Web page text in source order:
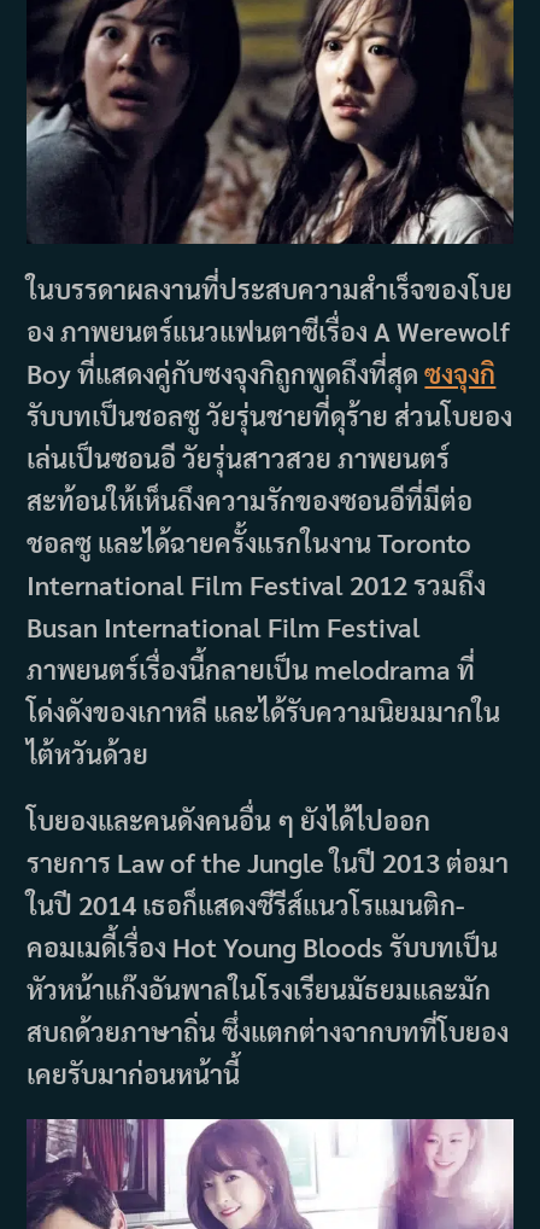
ในบรรดาผลงานที่ประสบความสำเร็จของโบย
อง ภาพยนตร์แนวแฟนตาซีเรื่อง A Werewolf
Boy ที่แสดงคู่กับซงจุงกิถูกพูดถึงที่สุดซงจุงกิ
รับบทเป็นชอลซู วัยรุ่นชายที่ดุร้าย ส่วนโบยอง
เล่นเป็นซอนอี วัยรุ่นสาวสวย ภาพยนตร์
สะท้อนให้เห็นถึงความรักของซอนอีที่มีต่อ
ชอลซู และได้ฉายครั้งแรกในงาน Toronto
International Film Festival 2012 รวมถึง
Busan International Film Festival
ภาพยนตร์เรื่องนี้กลายเป็น melodrama ที่
โด่งดังของเกาหลี และได้รับความนิยมมากใน
ไต้หวันด้วย
โบยองและคนดังคนอื่น ๆ ยังได้ไปออก
รายการ Law of the Jungle ในปี 2013 ต่อมา
ในปี 2014 เธอก็แสดงซีรีส์แนวโรแมนติก-
คอมเมดี้เรื่อง Hot Young Bloods รับบทเป็น
หัวหน้าแก๊งอันพาลในโรงเรียนมัธยมและมัก
สบถด้วยภาษาถิ่น ซึ่งแตกต่างจากบทที่โบยอง
เคยรับมาก่อนหน้านี้